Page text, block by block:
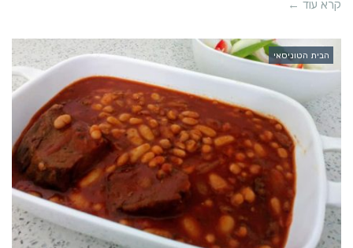
קרא עוד ←
הבית הטוניסאי